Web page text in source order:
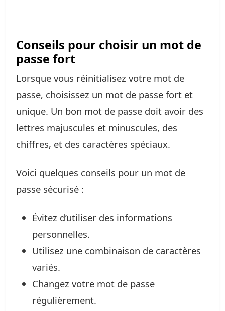
Conseils pour choisir un mot de
passe fort
Lorsque vous réinitialisez votre mot de
passe, choisissez un mot de passe fort et
unique. Un bon mot de passe doit avoir des
lettres majuscules et minuscules, des
chiffres, et des caractères spéciaux.
Voici quelques conseils pour un mot de
passe sécurisé :
Évitez d’utiliser des informations
personnelles.
Utilisez une combinaison de caractères
variés.
Changez votre mot de passe
régulièrement.